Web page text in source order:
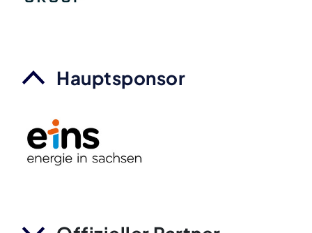
Hauptsponsor